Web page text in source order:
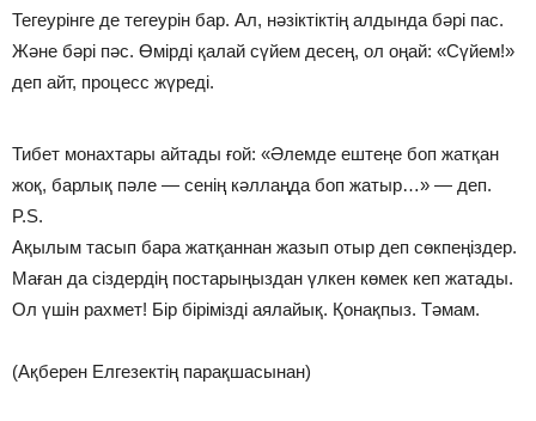
Тегеурінге де тегеурін бар. Ал, нәзіктіктің алдында бәрі пас.
Және бәрі пәс. Өмірді қалай сүйем десең, ол оңай: «Сүйем!»
деп айт, процесс жүреді.
Тибет монахтары айтады ғой: «Әлемде ештеңе боп жатқан
жоқ, барлық пәле — сенің кәллаңда боп жатыр…» — деп.
P.S.
Ақылым тасып бара жатқаннан жазып отыр деп сөкпеңіздер.
Маған да сіздердің постарыңыздан үлкен көмек кеп жатады.
Ол үшін рахмет! Бір бірімізді аялайық. Қонақпыз. Тәмам.
(Ақберен Елгезектің парақшасынан)